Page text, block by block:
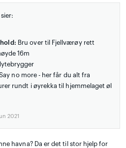
sier:
Bru over til Fjellværøy rett
16m
no more - her får du alt fra
rundt i øyrekka til hjemmelaget øl
2021
havna? Da er det til stor hjelp for